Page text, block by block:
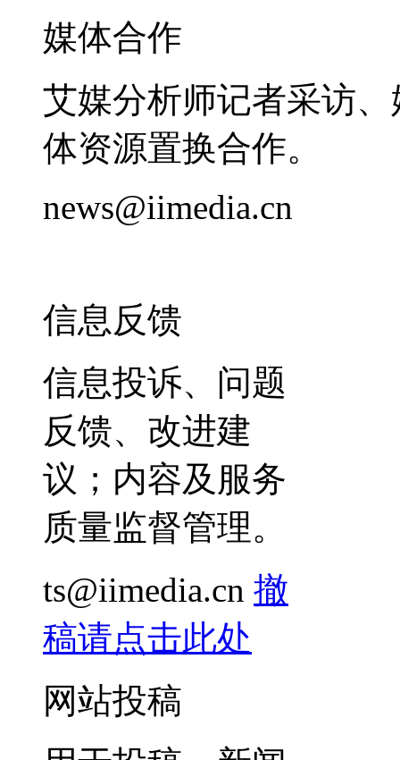
媒体合作
艾媒分析师记者采访
体资源置换合作。
news@iimedia.cn
信息反馈
信息投诉、问题
反馈、改进建
议；内容及服务
质量监督管理。
ts@iimedia.cn 撤
稿请点击此处
网站投稿